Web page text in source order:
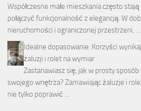
Współczesne małe mieszkania często
połączyć funkcjonalność z elegancją. W
nieruchomości i ograniczonej przestrzeni, …
Idealne dopasowanie: Korzyści
żaluzji i rolet na wymiar
Zastanawiasz się, jak w prosty
swojego wnętrza? Zamawiając żaluzje i
nie tylko poprawić …